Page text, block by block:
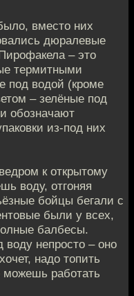
вместо них
дюралевые
– это
термитными
под водой (кроме
– зелёные под
обозначают
из-под них
к открытому
воду, отгоняя
бойцы бегали с
были у всех,
балбесы.
воду непросто – оно
надо топить
можешь работать